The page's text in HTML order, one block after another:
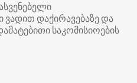
დაქირავებაზე და
საკომისიოების